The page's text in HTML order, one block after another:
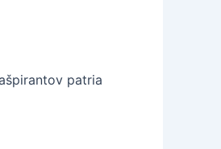
patria